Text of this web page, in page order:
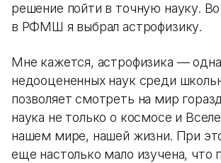
решение пойти в точную науку.
в РФМШ я выбрал астрофизику.
Мне кажется, астрофизика —
недооцененных наук среди
позволяет смотреть на мир
наука не только о космосе и
нашем мире, нашей жизни. При
еще настолько мало изучена, что